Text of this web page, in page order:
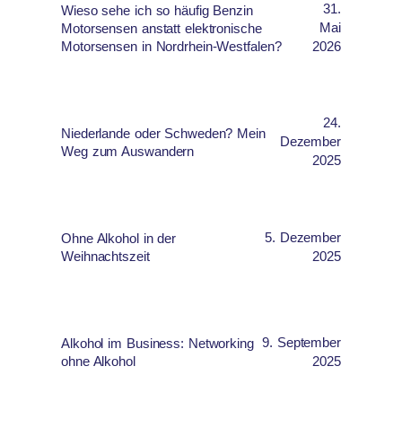
Wieso sehe ich so häufig Benzin
Motorsensen anstatt elektronische
Motorsensen in Nordrhein-Westfalen?
31.
Mai
2026
Niederlande oder Schweden? Mein
Weg zum Auswandern
24.
Dezember
2025
Ohne Alkohol in der
Weihnachtszeit
5. Dezember
2025
Alkohol im Business: Networking
ohne Alkohol
9. September
2025